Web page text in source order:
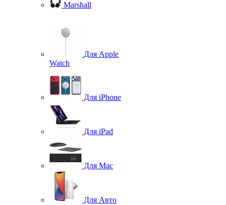
Marshall
Для Apple
Watch
Для iPhone
Для iPad
Для Mac
Для Авто